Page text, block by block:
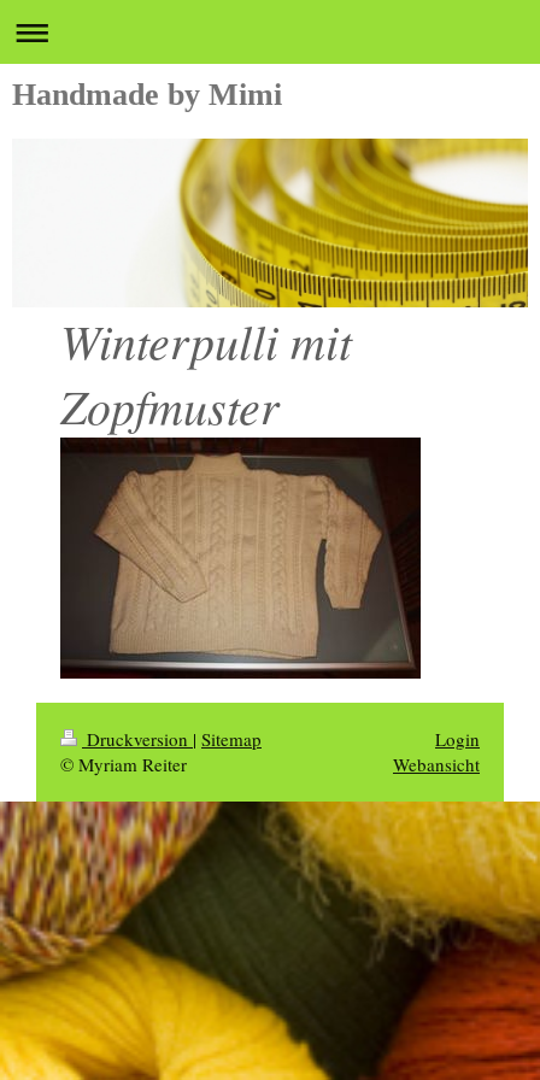
Handmade by Mimi
Winterpulli mit
Zopfmuster
Druckversion | Sitemap
© Myriam Reiter
Login
Webansicht